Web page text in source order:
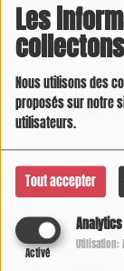
Les
collectons
Nous utilisons des
proposés sur notre
utilisateurs.
Tout accepter
Analytics
Activé
Utilisation: